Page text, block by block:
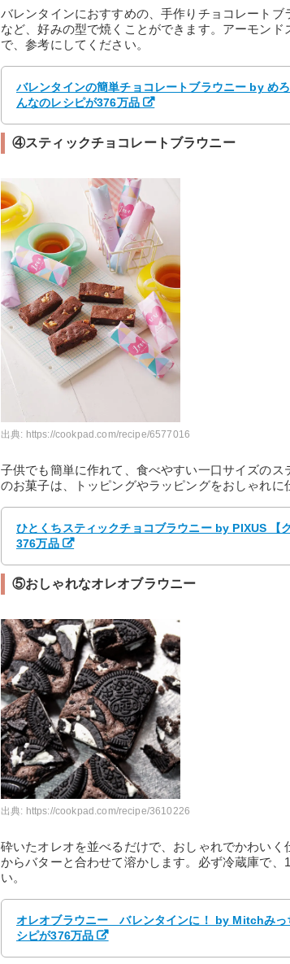
バレンタインにおすすめの、手作りチョコレート
など、好みの型で焼くことができます。アーモン
で、参考にしてください。
バレンタインの簡単チョコレートブラウニー by め
んなのレシピが376万品
④スティックチョコレートブラウニー
出典: https://cookpad.com/recipe/6577016
子供でも簡単に作れて、食べやすい一口サイズの
のお菓子は、トッピングやラッピングをおしゃれに
ひとくちスティックチョコブラウニー by PIXUS 【
376万品
⑤おしゃれなオレオブラウニー
出典: https://cookpad.com/recipe/3610226
砕いたオレオを並べるだけで、おしゃれでかわい
からバターと合わせて溶かします。必ず冷蔵庫で
い。
オレオブラウニー バレンタインに！ by Mitchみっ
シピが376万品